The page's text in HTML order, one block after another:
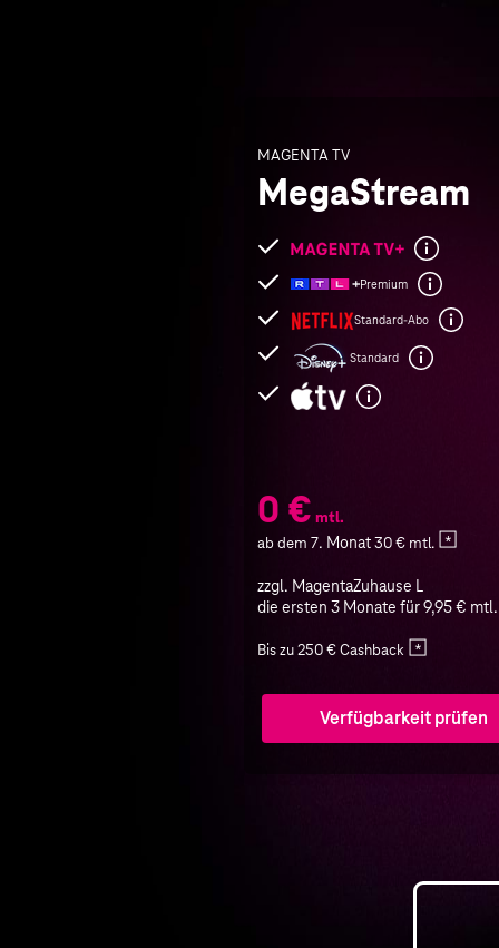
MAGENTA TV
MegaStream
Folgende
Leistungen
enthalten
Premium
Standard-Abo
Standard
0 € mtl.
ab dem 7. Monat30 € mtl.
zzgl. MagentaZuhause L
die ersten 3 Monate für 9,95 € mtl.
Bis zu 250 € Cashback
Verfügbarkeit prüfen